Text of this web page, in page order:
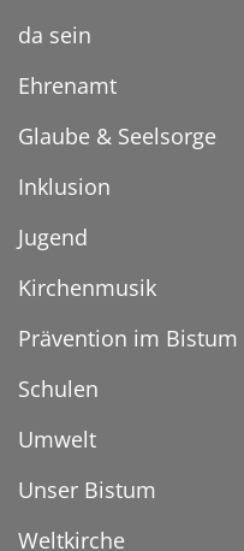
da sein
Ehrenamt
Glaube & Seelsorge
Inklusion
Jugend
Kirchenmusik
Prävention im Bistum
Schulen
Umwelt
Unser Bistum
Weltkirche